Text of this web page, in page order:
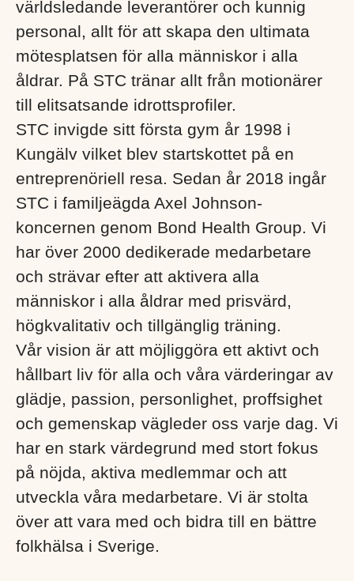
världsledande leverantörer och kunnig
personal, allt för att skapa den ultimata
mötesplatsen för alla människor i alla
åldrar. På STC tränar allt från motionärer
till elitsatsande idrottsprofiler.
STC invigde sitt första gym år 1998 i
Kungälv vilket blev startskottet på en
entreprenöriell resa. Sedan år 2018 ingår
STC i familjeägda Axel Johnson-
koncernen genom Bond Health Group. Vi
har över 2000 dedikerade medarbetare
och strävar efter att aktivera alla
människor i alla åldrar med prisvärd,
högkvalitativ och tillgänglig träning.
Vår vision är att möjliggöra ett aktivt och
hållbart liv för alla och våra värderingar av
glädje, passion, personlighet, proffsighet
och gemenskap vägleder oss varje dag. Vi
har en stark värdegrund med stort fokus
på nöjda, aktiva medlemmar och att
utveckla våra medarbetare. Vi är stolta
över att vara med och bidra till en bättre
folkhälsa i Sverige. ​